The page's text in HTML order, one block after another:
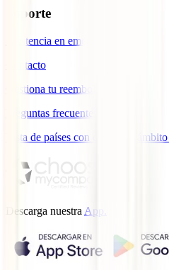
Soporte
Asistencia en emergencias
Contacto
Gestiona tu reembolso
Preguntas frecuentes
Lista de países con cobertura
Descarga nuestra App.